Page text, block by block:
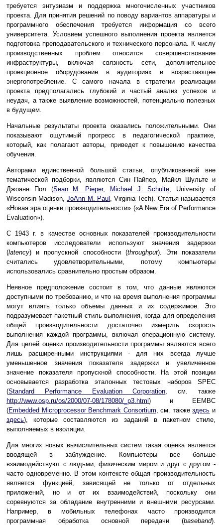
требуется энтузиазм и поддержка многочисленных участников
проекта. Для принятия решений по поводу вариантов аппаратуры и
программного обеспечения требуется информация со всего
университета. Условием успешного выполнения проекта является
подготовка преподавательского и технического персонала. К числу
производственных проблем относится совершенствование
инфраструктуры, включая связность сети, дополнительное
проекционное оборудование в аудиториях и возрастающее
энергопотребление. С самого начала в стратегии реализации
проекта предполагались глубокий и частый анализ успехов и
неудач, а также выявление возможностей, потенциально полезных
в будущем.
Начальные результаты проекта оказались положительными. Они
показывают ощутимый прогресс в педагогической практике,
который, как полагают авторы, приведет к повышению качества
обучения.
Авторами единственной большой статьи, опубликованной вне
тематической подборки, являются Син Пайпер, Майкл Шульте и
Джоанн Пол (Sean M. Pieper, Michael J. Schulte , University of
Wisconsin-Madison,JoAnn M. Paul , Virginia Tech). Статья называется
«Новая эра оценки производительности» («A New Era of Performance
Evaluation»).
С 1943 г. в качестве основных показателей производительности
компьютеров исследователи используют значения задержки
(latency) и пропускной способности (throughput). Эти показатели
считались удовлетворительными, потому компьютеры
использовались сравнительно простым образом.
Неявное предположение состоит в том, что данные являются
доступными по требованию, и что на время выполнения программы
могут влиять только объемы данных и их содержимое. Это
подразумевает пакетный стиль выполнения, когда для определения
общей производительности достаточно измерить скорость
выполнения каждой программы, включая операционную систему.
Для целей оценки производительности программы являются всего
лишь расширенными инструкциями - для них всегда лучше
уменьшенное значения показателя задержки и увеличенное
значение показателя пропускной способности. На этой позиции
основывается разработка эталонных тестовых наборов SPEC
(Standard Performance Evaluation Corporation , см. также
http://www.osp.ru/os/2000/07-08/178080/_p3.html) и EEMBC
(Embedded Microprocessor Benchmark Consortium , см. такжездесь и
здесь), которые составляются из заданий в пакетном стиле,
выполняемых в изоляции.
Для многих новых вычислительных систем такая оценка является
вводящей в заблуждение. Компьютеры все больше
взаимодействуют с людьми, физическим миром и друг с другом -
часто одновременно. В этом контексте общая производительность
является функцией, зависящей не только от отдельных
приложений, но и от их взаимодействий, поскольку они
соревнуются за обладание внутренними и внешними ресурсами.
Например, в мобильных телефонах часто производится
программная обработка основной передачи (baseband).